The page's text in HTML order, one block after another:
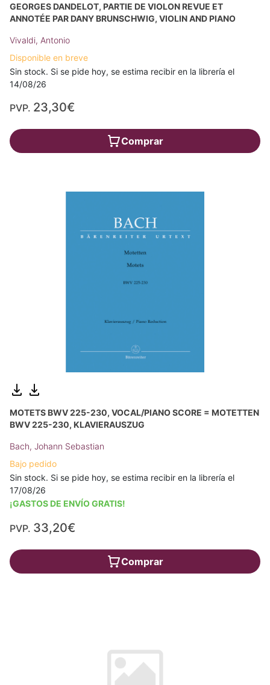
GEORGES DANDELOT, PARTIE DE VIOLON REVUE ET
ANNOTÉE PAR DANY BRUNSCHWIG, VIOLIN AND PIANO
Vivaldi, Antonio
Disponible en breve
Sin stock. Si se pide hoy, se estima recibir en la librería el
14/08/26
PVP. 23,30€
Comprar
MOTETS BWV 225-230, VOCAL/PIANO SCORE = MOTETTEN
BWV 225-230, KLAVIERAUSZUG
Bach, Johann Sebastian
Bajo pedido
Sin stock. Si se pide hoy, se estima recibir en la librería el
17/08/26
¡GASTOS DE ENVÍO GRATIS!
PVP. 33,20€
Comprar